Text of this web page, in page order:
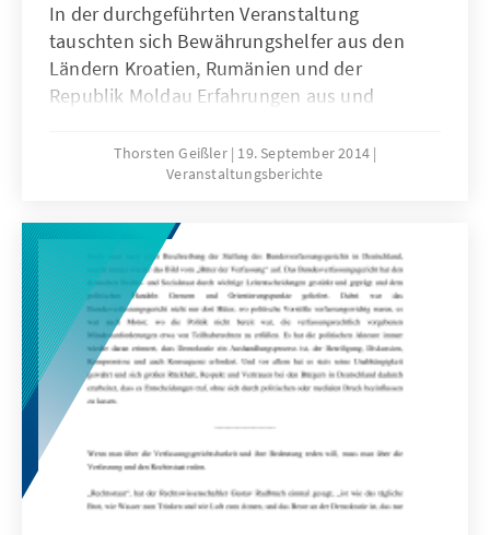
In der durchgeführten Veranstaltung
tauschten sich Bewährungshelfer aus den
Ländern Kroatien, Rumänien und der
Republik Moldau Erfahrungen aus und
Aggresssionen zu vermeiden. Thorsten
Geissler, Leiter des RSP SOE, hob die
Bewährungshelfer abverlangt werden. Er
würdigte ihre Arbeit als einen wichtigen
Beitrag zum gesellschaftlichen
Zusammenleben.
Thorsten Geißler 19. September 2014
Veranstaltungsberichte